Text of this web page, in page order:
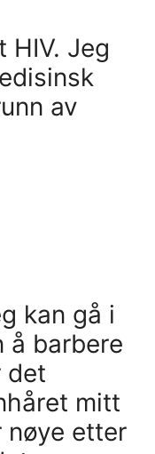
HIV. Jeg
av
kan gå i
å barbere
det
mitt
nøye etter